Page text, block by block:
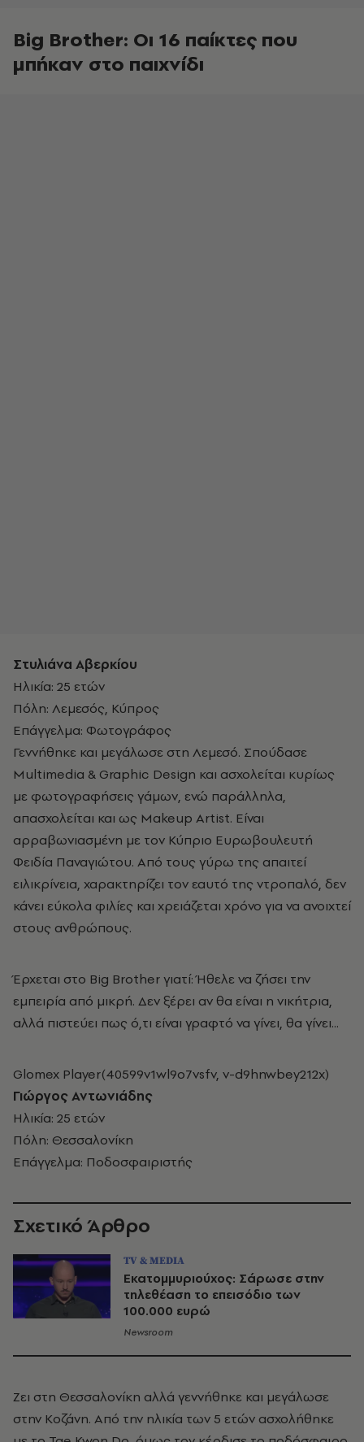
Big Brother: Οι 16 παίκτες που
μπήκαν στο παιχνίδι
Στυλιάνα Αβερκίου
Ηλικία: 25 ετών
Πόλη: Λεμεσός, Κύπρος
Επάγγελμα: Φωτογράφος
Γεννήθηκε και μεγάλωσε στη Λεμεσό. Σπούδασε
Multimedia & Graphic Design και ασχολείται κυρίως
με φωτογραφήσεις γάμων, ενώ παράλληλα,
απασχολείται και ως Μakeup Artist. Είναι
αρραβωνιασμένη με τον Κύπριο Ευρωβουλευτή
Φειδία Παναγιώτου. Από τους γύρω της απαιτεί
ειλικρίνεια, χαρακτηρίζει τον εαυτό της ντροπαλό, δεν
κάνει εύκολα φιλίες και χρειάζεται χρόνο για να ανοιχτεί
στους ανθρώπους.
Έρχεται στο Big Brother γιατί: Ήθελε να ζήσει την
εμπειρία από μικρή. Δεν ξέρει αν θα είναι η νικήτρια,
αλλά πιστεύει πως ό,τι είναι γραφτό να γίνει, θα γίνει...
Glomex Player(40599v1wl9o7vsfv, v-d9hnwbey212x)
Γιώργος Αντωνιάδης
Ηλικία: 25 ετών
Πόλη: Θεσσαλονίκη
Επάγγελμα: Ποδοσφαιριστής
Σχετικό Άρθρο
TV & MEDIA
Εκατομμυριούχος: Σάρωσε στην
τηλεθέαση το επεισόδιο των
100.000 ευρώ
Newsroom
Ζει στη Θεσσαλονίκη αλλά γεννήθηκε και μεγάλωσε
στην Κοζάνη. Από την ηλικία των 5 ετών ασχολήθηκε